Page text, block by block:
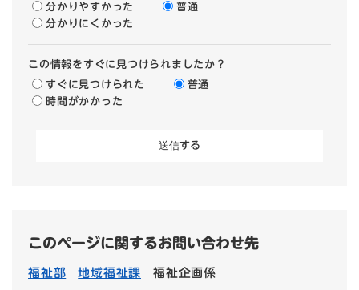
分かりやすかった
普通
分かりにくかった
この情報をすぐに見つけられましたか？
すぐに見つけられた
普通
時間がかかった
このページに関するお問い合わせ先
福祉部 地域福祉課 福祉企画係